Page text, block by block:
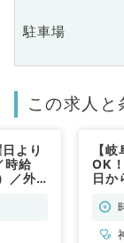
駐車場
この求人と
より
時給
／外
【
OK
日
で